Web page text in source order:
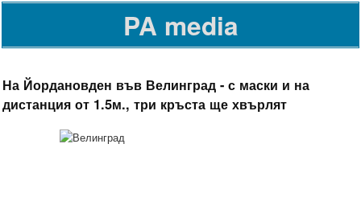
PA media
На Йордановден във Велинград - с маски и на
дистанция от 1.5м., три кръста ще хвърлят